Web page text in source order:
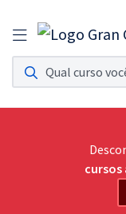
Assinatura
Acesso a todos os
Assinatura OAB
Acesso ilimitado a toda
Residências
cursos